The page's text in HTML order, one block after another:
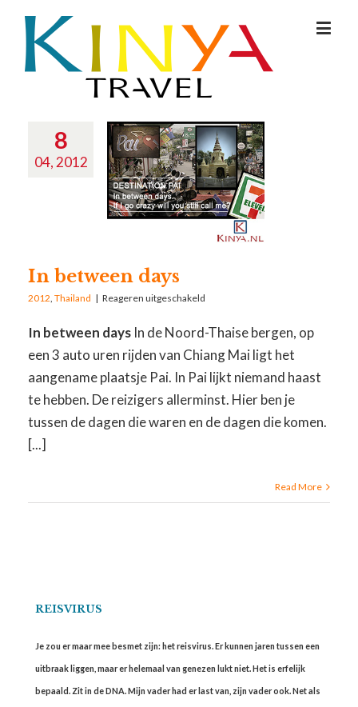
8
04, 2012
In between days
2012 ,Thailand | Reageren uitgeschakeld
In between days In de Noord-Thaise bergen, op
een 3 auto uren rijden van Chiang Mai ligt het
aangename plaatsje Pai. In Pai lijkt niemand haast
te hebben. De reizigers allerminst. Hier ben je
tussen de dagen die waren en de dagen die komen.
[...]
Read More
REISVIRUS
Je zou er maar mee besmet zijn: het reisvirus. Er kunnen jaren tussen een
uitbraak liggen, maar er helemaal van genezen lukt niet. Het is erfelijk
bepaald. Zit in de DNA. Mijn vader had er last van, zijn vader ook. Net als